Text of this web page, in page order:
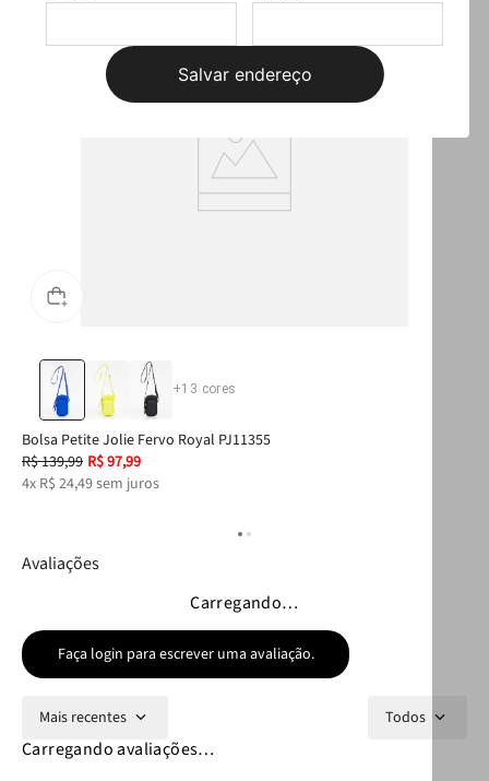
Salvar endereço
+13 cores
Bolsa Petite Jolie Fervo Royal PJ11355
R$139,99 R$97,99
4x R$ 24,49sem juros
Avaliações
Carregando…
Faça login para escrever uma avaliação.
Mais recentes Todos
Carregando avaliações…